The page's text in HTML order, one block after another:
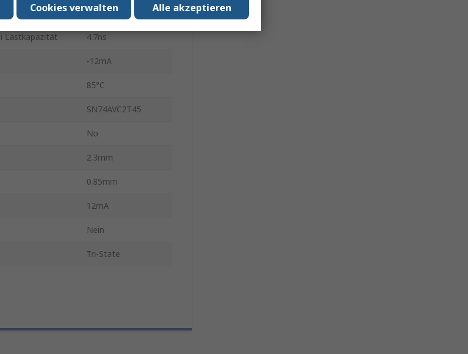
CMOS
Lastkapazität 4.7ns
-12mA
85°C
SN74AVC2T45
No
2.3mm
0.85mm
12mA
Nein
Tri-State
Alle akzeptieren
Cookies verwalten